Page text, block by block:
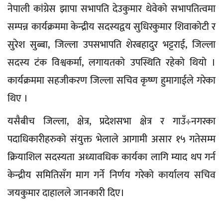
नेपाली कांग्रेस झापा सभापति देउकुमार थेवेको सभापतित्वमा
सम्पन्न कार्यक्रममा केन्द्रीय सदस्यद्वय सुधिरकुमार शिवाकोटी र
सुरेश सुब्बा, जिल्ला उपसभापति शेरबहादुर भट्टराई, जिल्ला
सदस्य टंक विश्वकर्मा, लगायतको उपस्थिति रहेको थियो ।
कार्यक्रममा सहजीकरण जिल्ला सचिव कृष्ण हुमागाईले गरेका
थिए ।
यसैबीच जिल्ला, क्षेत्र, प्रदेशसभा क्षेत्र र गाउँ÷नगरका
पदाधिकारीहरुको संयुक्त भेलाले आगामी असार १५ गतेसम्म
क्रियाशिल सदस्यता अध्यावधिक कार्यका लागि म्याद थप गर्न
केन्द्रीय समितिसँग माग गर्ने निर्णय गरेको कार्यालय सचिव
जयकुमार दाहालले जानकारी दिए।